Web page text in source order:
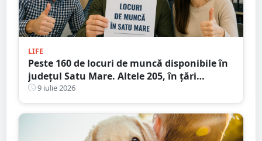
LIFE
Peste 160 de locuri de muncă disponibile în
județul Satu Mare. Altele 205, în țări
europene
9 iulie 2026